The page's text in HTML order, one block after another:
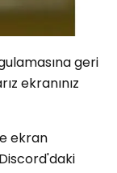
geri
ekranınız
ekran